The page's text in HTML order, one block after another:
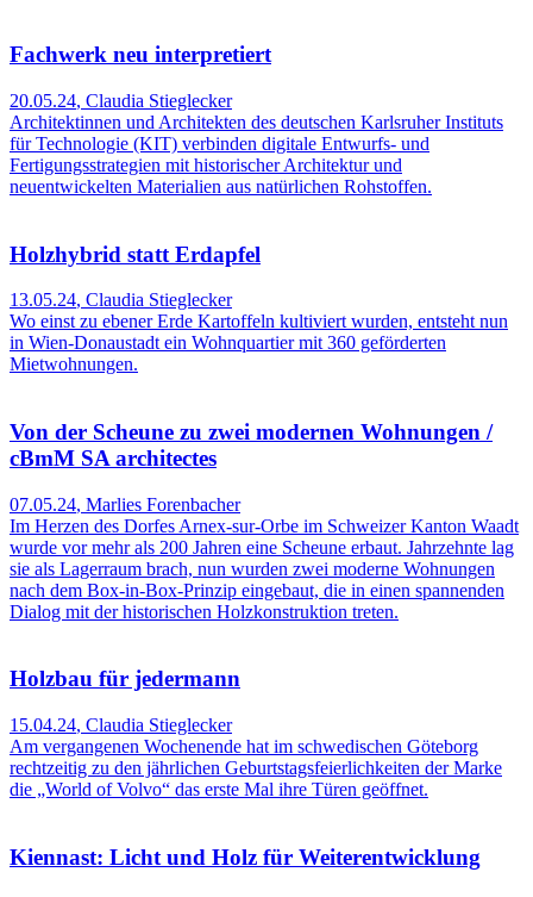
Fachwerk neu interpretiert
20.05.24, Claudia Stieglecker
Architektinnen und Architekten des deutschen Karlsruher Instituts
für Technologie (KIT) verbinden digitale Entwurfs- und
Fertigungsstrategien mit historischer Architektur und
neuentwickelten Materialien aus natürlichen Rohstoffen.
Holzhybrid statt Erdapfel
13.05.24, Claudia Stieglecker
Wo einst zu ebener Erde Kartoffeln kultiviert wurden, entsteht nun
in Wien-Donaustadt ein Wohnquartier mit 360 geförderten
Mietwohnungen.
Von der Scheune zu zwei modernen Wohnungen /
cBmM SA architectes
07.05.24, Marlies Forenbacher
Im Herzen des Dorfes Arnex-sur-Orbe im Schweizer Kanton Waadt
wurde vor mehr als 200 Jahren eine Scheune erbaut. Jahrzehnte lag
sie als Lagerraum brach, nun wurden zwei moderne Wohnungen
nach dem Box-in-Box-Prinzip eingebaut, die in einen spannenden
Dialog mit der historischen Holzkonstruktion treten.
Holzbau für jedermann
15.04.24, Claudia Stieglecker
Am vergangenen Wochenende hat im schwedischen Göteborg
rechtzeitig zu den jährlichen Geburtstagsfeierlichkeiten der Marke
die „World of Volvo“ das erste Mal ihre Türen geöffnet.
Kiennast: Licht und Holz für Weiterentwicklung